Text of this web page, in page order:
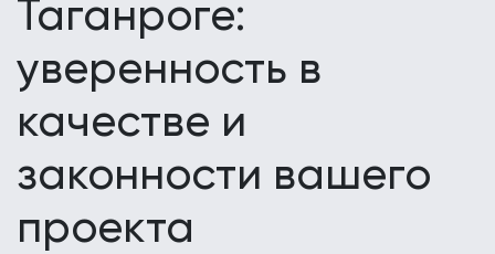
Таганроге:
уверенность в
качестве и
законности вашего
проекта